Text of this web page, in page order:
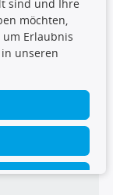
sind und Ihre
möchten,
Erlaubnis
unseren